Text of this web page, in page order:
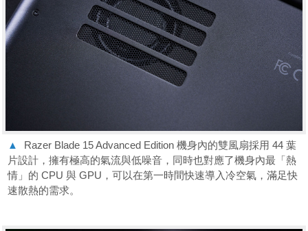
▲
Razer Blade 15 Advanced Edition 機身內的雙風扇採用 44 葉
片設計，擁有極高的氣流與低噪音，同時也對應了機身內最「熱
情」的 CPU 與 GPU，可以在第一時間快速導入冷空氣，滿足快
速散熱的需求。